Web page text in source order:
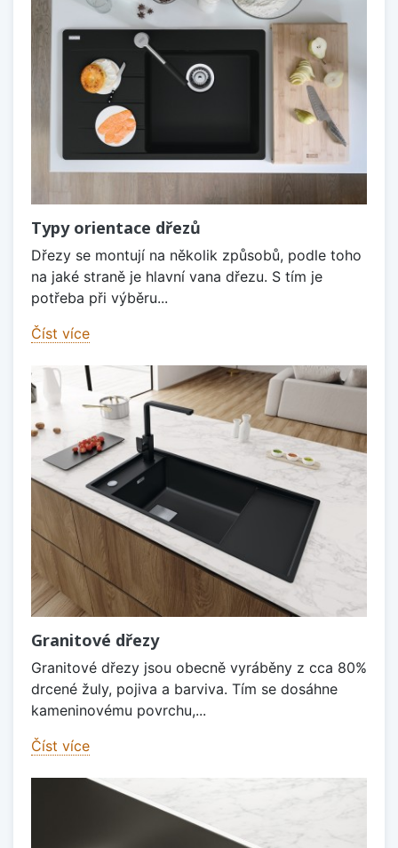
Typy orientace dřezů
Dřezy se montují na několik způsobů, podle toho
na jaké straně je hlavní vana dřezu. S tím je
potřeba při výběru...
Číst více
Granitové dřezy
Granitové dřezy jsou obecně vyráběny z cca 80%
drcené žuly, pojiva a barviva. Tím se dosáhne
kameninovému povrchu,...
Číst více